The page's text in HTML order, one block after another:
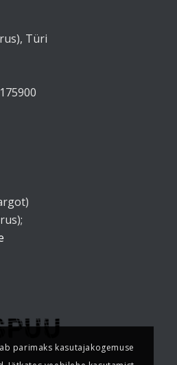
Türi
parimaks kasutajakogemuse